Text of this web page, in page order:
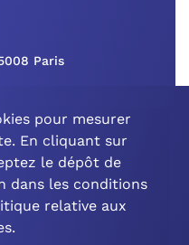
Paris
pour mesurer
En cliquant sur
le dépôt de
dans les conditions
relative aux